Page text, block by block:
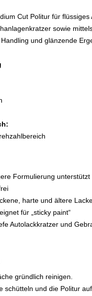
Cut Politur für
sowie
und glänzende
Formulierung
harte und ältere
für „sticky paint“
Autolackkratzer und
gründlich reinigen.
schütteln und die Politur